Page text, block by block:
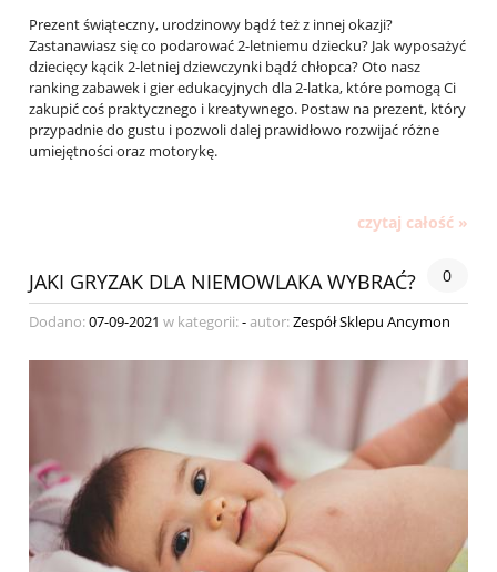
Prezent świąteczny, urodzinowy bądź też z innej okazji?
Zastanawiasz się co podarować 2-letniemu dziecku? Jak wyposażyć
dziecięcy kącik 2-letniej dziewczynki bądź chłopca? Oto nasz
ranking zabawek i gier edukacyjnych dla 2-latka, które pomogą Ci
zakupić coś praktycznego i kreatywnego. Postaw na prezent, który
przypadnie do gustu i pozwoli dalej prawidłowo rozwijać różne
umiejętności oraz motorykę.
czytaj całość »
JAKI GRYZAK DLA NIEMOWLAKA WYBRAĆ? 0
Dodano:07-09-2021 w kategorii:-autor:Zespół Sklepu Ancymon